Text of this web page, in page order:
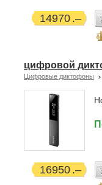
14970
цифровой
Цифровые диктофоны
16950